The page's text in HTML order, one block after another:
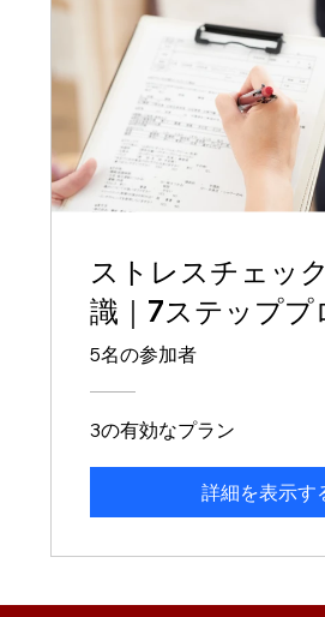
ストレスチェッ
識｜7ステッププ
5名の参加者
3の有効なプラン
詳細を表示す